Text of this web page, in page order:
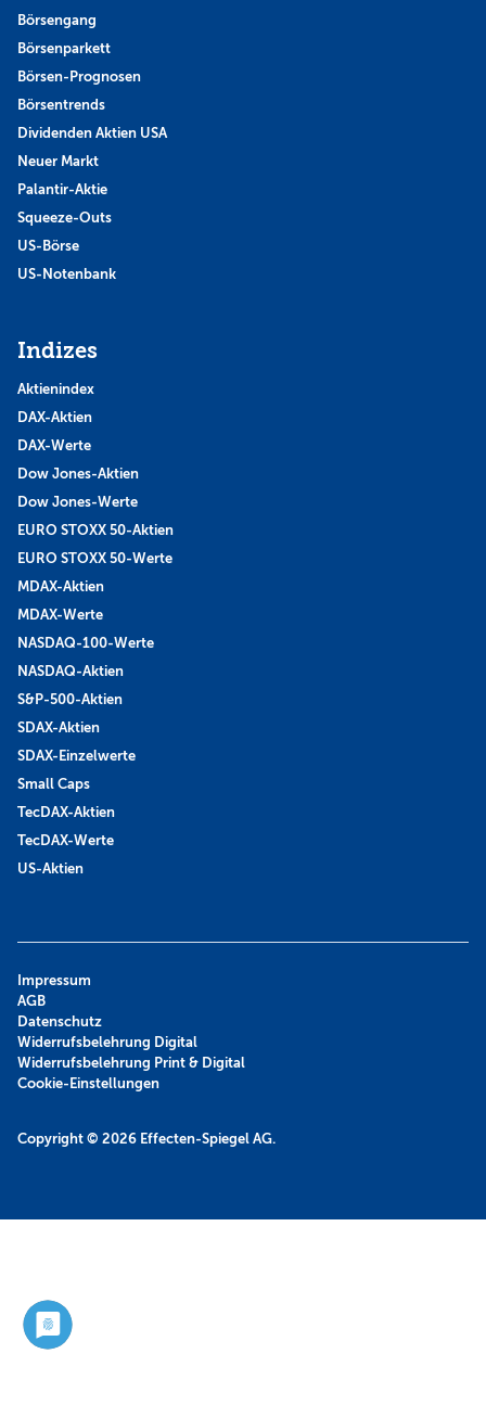
Börsengang
Börsenparkett
Börsen-Prognosen
Börsentrends
Dividenden Aktien USA
Neuer Markt
Palantir-Aktie
Squeeze-Outs
US-Börse
US-Notenbank
Indizes
Aktienindex
DAX-Aktien
DAX-Werte
Dow Jones-Aktien
Dow Jones-Werte
EURO STOXX 50-Aktien
EURO STOXX 50-Werte
MDAX-Aktien
MDAX-Werte
NASDAQ-100-Werte
NASDAQ-Aktien
S&P-500-Aktien
SDAX-Aktien
SDAX-Einzelwerte
Small Caps
TecDAX-Aktien
TecDAX-Werte
US-Aktien
Copyright © 2026 Effecten-Spiegel AG.
Impressum
AGB
Datenschutz
Widerrufsbelehrung Digital
Widerrufsbelehrung Print & Digital
Cookie-Einstellungen